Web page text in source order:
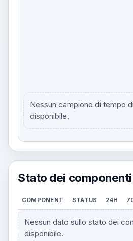
Nessun campione di tempo
disponibile.
Stato dei componenti
COMPONENT STATUS 24H
Nessun dato sullo stato dei
disponibile.